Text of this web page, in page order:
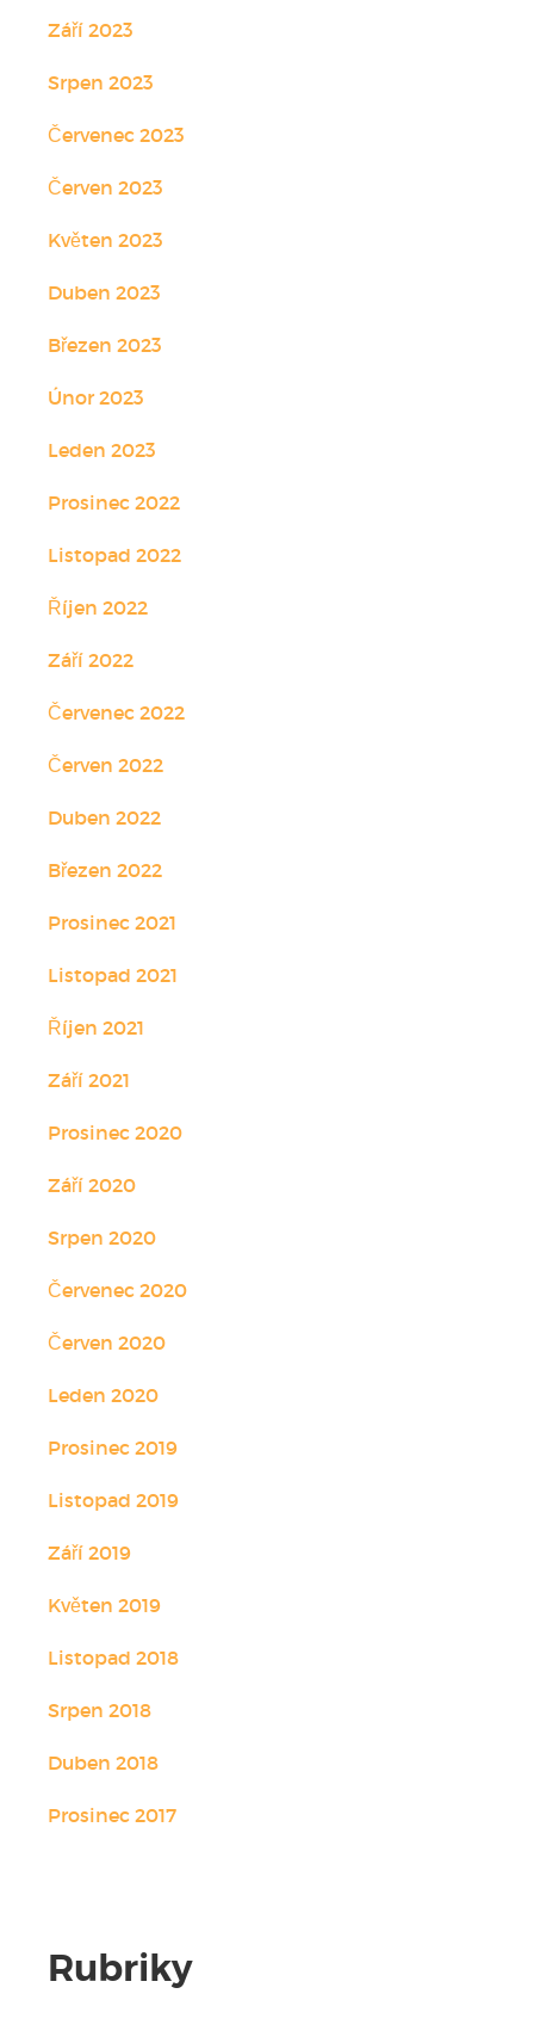
Září 2023
Srpen 2023
Červenec 2023
Červen 2023
Květen 2023
Duben 2023
Březen 2023
Únor 2023
Leden 2023
Prosinec 2022
Listopad 2022
Říjen 2022
Září 2022
Červenec 2022
Červen 2022
Duben 2022
Březen 2022
Prosinec 2021
Listopad 2021
Říjen 2021
Září 2021
Prosinec 2020
Září 2020
Srpen 2020
Červenec 2020
Červen 2020
Leden 2020
Prosinec 2019
Listopad 2019
Září 2019
Květen 2019
Listopad 2018
Srpen 2018
Duben 2018
Prosinec 2017
Rubriky